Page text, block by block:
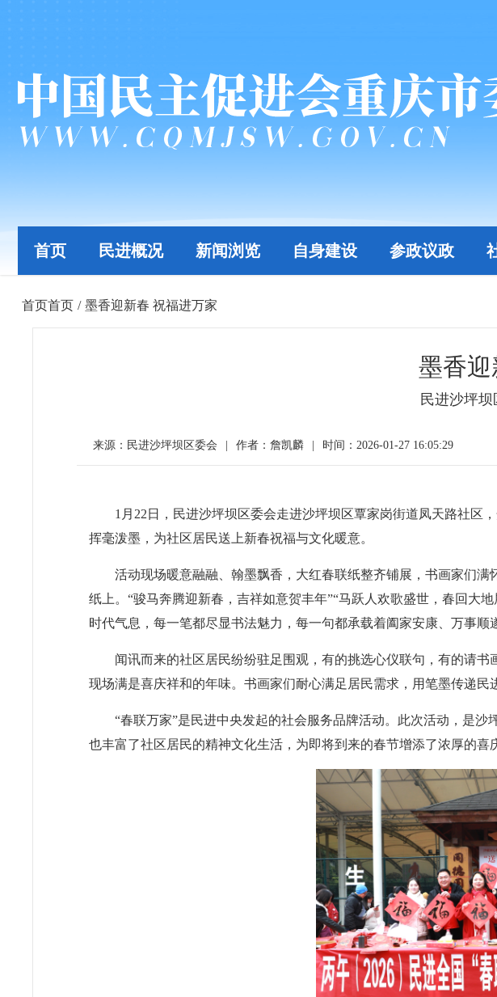
首页 民进概况 新闻浏览 自身建设 参政议政
首页首页 / 墨香迎新春 祝福进万家
墨香
民进沙坪
来源：民进沙坪坝区委会 作者：詹凯麟 时间：2026-01-27 16:05:29
1月22日，民进沙坪坝区委会走进沙坪坝区覃家岗街道凤天路社区
挥毫泼墨，为社区居民送上新春祝福与文化暖意。
活动现场暖意融融、翰墨飘香，大红春联纸整齐铺展，书画家们
纸上。“骏马奔腾迎新春，吉祥如意贺丰年”“马跃人欢歌盛世，春回大
时代气息，每一笔都尽显书法魅力，每一句都承载着阖家安康、万事顺
闻讯而来的社区居民纷纷驻足围观，有的挑选心仪联句，有的请
现场满是喜庆祥和的年味。书画家们耐心满足居民需求，用笔墨传递
“春联万家”是民进中央发起的社会服务品牌活动。此次活动，是
也丰富了社区居民的精神文化生活，为即将到来的春节增添了浓厚的喜